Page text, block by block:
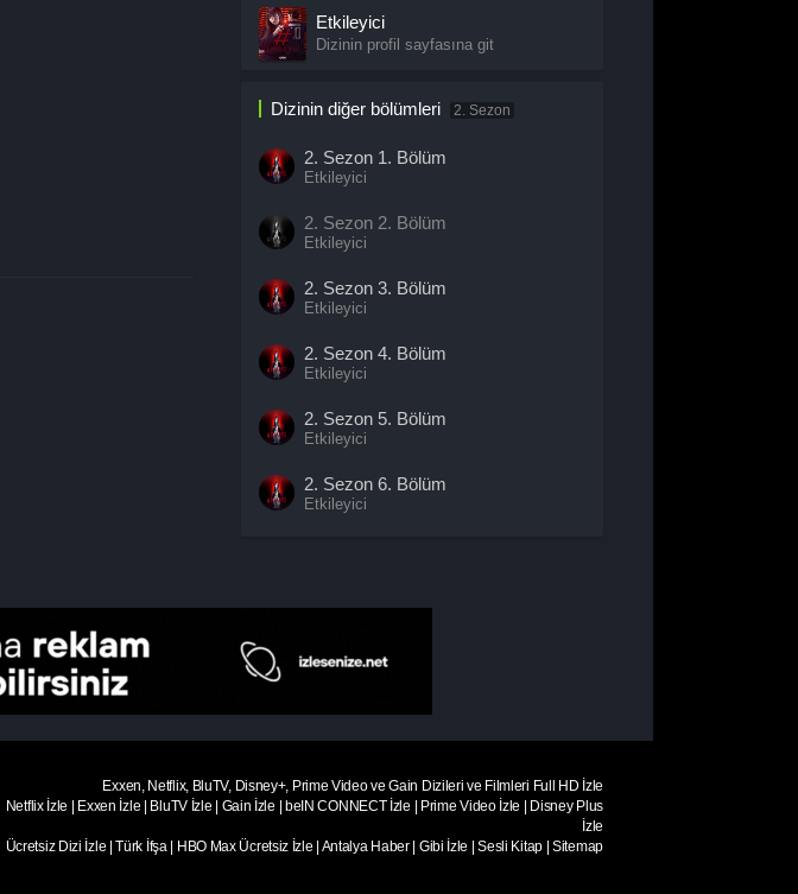
Etkileyici
Dizinin profil sayfasına git
Dizinin diğer bölümleri 2. Sezon
2. Sezon 1. Bölüm
Etkileyici
2. Sezon 2. Bölüm
Etkileyici
2. Sezon 3. Bölüm
Etkileyici
2. Sezon 4. Bölüm
Etkileyici
2. Sezon 5. Bölüm
Etkileyici
2. Sezon 6. Bölüm
Etkileyici
2. Sezon8. Bölüm
2. Sezon10. Bölüm- Sezon
Etkileyici
Exxen, Netflix, BluTV, Disney+, Prime Video ve Gain Dizileri ve Filmleri Full HD İzle
Netflix İzle
Exxen İzle BluTV İzle Gain İzle beIN CONNECT İzle Prime Video İzle
Disney Plus
İzle
Ücretsiz Dizi İzle |Türk İfşa| HBO Max Ücretsiz İzle Antalya Haber| Gibi İzle |Sesli Kitap|Sitemap